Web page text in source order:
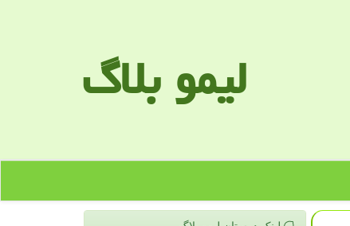
لیمو بلاگ